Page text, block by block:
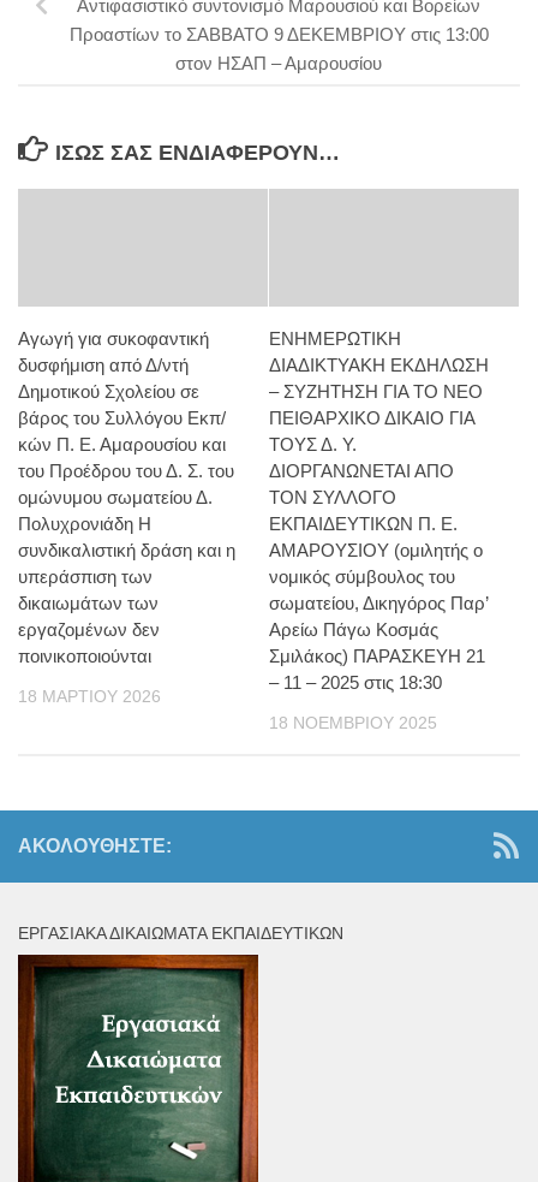
Αντιφασιστικό συντονισμό Μαρουσιού και Βορείων
Προαστίων το ΣΑΒΒΑΤΟ 9 ΔΕΚΕΜΒΡΙΟΥ στις 13:00
στον ΗΣΑΠ – Αμαρουσίου
ΊΣΩΣ ΣΑΣ ΕΝΔΙΑΦΈΡΟΥΝ…
Αγωγή για συκοφαντική
δυσφήμιση από Δ/ντή
Δημοτικού Σχολείου σε
βάρος του Συλλόγου Εκπ/
κών Π. Ε. Αμαρουσίου και
του Προέδρου του Δ. Σ. του
ομώνυμου σωματείου Δ.
Πολυχρονιάδη Η
συνδικαλιστική δράση και η
υπεράσπιση των
δικαιωμάτων των
εργαζομένων δεν
ποινικοποιούνται
18 ΜΑΡΤΊΟΥ 2026
ΕΝΗΜΕΡΩΤΙΚΗ
ΔΙΑΔΙΚΤΥΑΚΗ ΕΚΔΗΛΩΣΗ
– ΣΥΖΗΤΗΣΗ ΓΙΑ ΤΟ ΝΕΟ
ΠΕΙΘΑΡΧΙΚΟ ΔΙΚΑΙΟ ΓΙΑ
ΤΟΥΣ Δ. Υ.
ΔΙΟΡΓΑΝΩΝΕΤΑΙ ΑΠΟ
ΤΟΝ ΣΥΛΛΟΓΟ
ΕΚΠΑΙΔΕΥΤΙΚΩΝ Π. Ε.
ΑΜΑΡΟΥΣΙΟΥ (ομιλητής ο
νομικός σύμβουλος του
σωματείου, Δικηγόρος Παρ’
Αρείω Πάγω Κοσμάς
Σμιλάκος) ΠΑΡΑΣΚΕΥΗ 21
– 11 – 2025 στις 18:30
18 ΝΟΕΜΒΡΊΟΥ 2025
ΑΚΟΛΟΥΘΉΣΤΕ:
ΕΡΓΑΣΙΑΚΆ ΔΙΚΑΙΏΜΑΤΑ ΕΚΠΑΙΔΕΥΤΙΚΏΝ